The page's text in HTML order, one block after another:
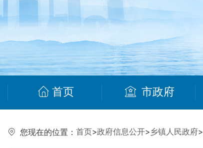
首页 市政府
您现在的位置： 首页>政府信息公开>乡镇人民政府>